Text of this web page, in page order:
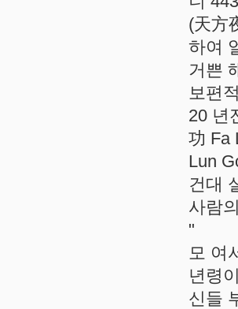
(天方
하여
거쁜
보편
20 년
功 Fa
Lun
건대
사람
"
모 여
년령
신들